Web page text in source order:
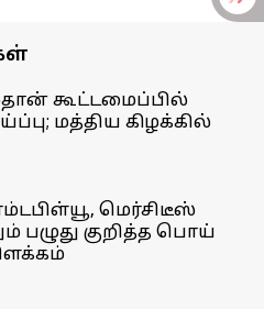
கூட்டமைப்பில்
மத்திய கிழக்கில்
மெர்சிடீஸ்
பழுது குறித்த பொய்